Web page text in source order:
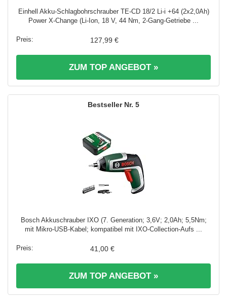
Einhell Akku-Schlagbohrschrauber TE-CD 18/2 Li-i +64 (2x2,0Ah)
Power X-Change (Li-Ion, 18 V, 44 Nm, 2-Gang-Getriebe ...
127,99 €
ZUM TOP ANGEBOT »
5
Bosch Akkuschrauber IXO (7. Generation; 3,6V; 2,0Ah; 5,5Nm;
mit Mikro-USB-Kabel; kompatibel mit IXO-Collection-Aufs ...
41,00 €
ZUM TOP ANGEBOT »